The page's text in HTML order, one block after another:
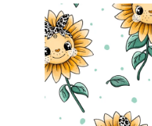
hviezdičiek.